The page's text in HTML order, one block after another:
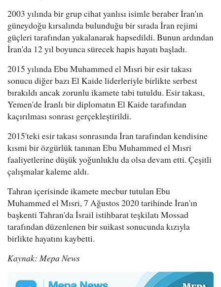
2003 yılında bir grup cihat yanlısı isimle beraber İran'ın
güneydoğu kırsalında bulunduğu bir sırada İran rejimi
güçleri tarafından yakalanarak hapsedildi. Bunun ardından
İran'da 12 yıl boyunca sürecek hapis hayatı başladı.
2015 yılında Ebu Muhammed el Mısri bir esir takası
sonucu diğer bazı El Kaide liderleriyle birlikte serbest
bırakıldı ancak zorunlu ikamete tabi tutuldu. Esir takası,
Yemen'de İranlı bir diplomatın El Kaide tarafından
kaçırılması sonrası gerçekleştirildi.
2015'teki esir takası sonrasında İran tarafından kendisine
kısmi bir özgürlük tanınan Ebu Muhammed el Mısri
faaliyetlerine düşük yoğunluklu da olsa devam etti. Çeşitli
çalışmalar kaleme aldı.
Tahran içerisinde ikamete mecbur tutulan Ebu
Muhammed el Mısri, 7 Ağustos 2020 tarihinde İran'ın
başkenti Tahran'da İsrail istihbarat teşkilatı Mossad
tarafından düzenlenen bir suikast sonucunda kızıyla
birlikte hayatını kaybetti.
Kaynak: Mepa News